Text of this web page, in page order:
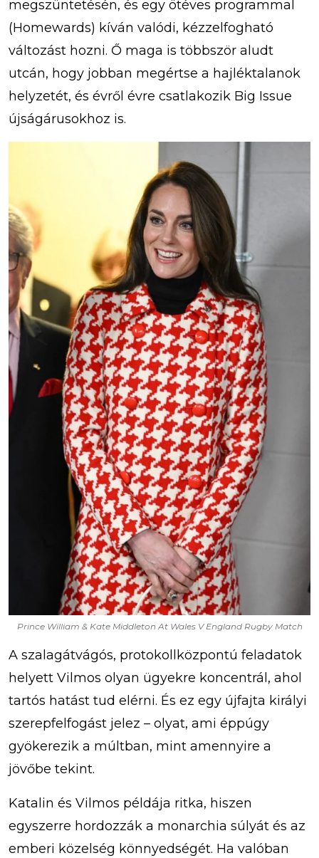
megszüntetésén, és egy ötéves programmal
(Homewards) kíván valódi, kézzelfogható
változást hozni. Ő maga is többször aludt
utcán, hogy jobban megértse a hajléktalanok
helyzetét, és évről évre csatlakozik Big Issue
újságárusokhoz is.
Prince William & Kate Middleton At Wales V England Rugby Match
A szalagátvágós, protokollközpontú feladatok
helyett Vilmos olyan ügyekre koncentrál, ahol
tartós hatást tud elérni. És ez egy újfajta királyi
szerepfelfogást jelez – olyat, ami éppúgy
gyökerezik a múltban, mint amennyire a
jövőbe tekint.
Katalin és Vilmos példája ritka, hiszen
egyszerre hordozzák a monarchia súlyát és az
emberi közelség könnyedségét. Ha valóban